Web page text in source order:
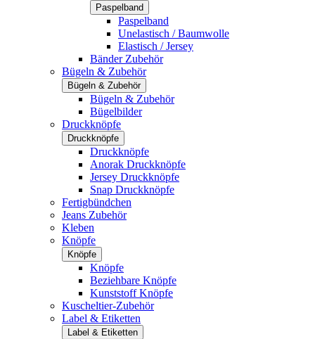
Paspelband
Paspelband
Unelastisch / Baumwolle
Elastisch / Jersey
Bänder Zubehör
Bügeln & Zubehör
Bügeln & Zubehör
Bügeln & Zubehör
Bügelbilder
Druckknöpfe
Druckknöpfe
Druckknöpfe
Anorak Druckknöpfe
Jersey Druckknöpfe
Snap Druckknöpfe
Fertigbündchen
Jeans Zubehör
Kleben
Knöpfe
Knöpfe
Knöpfe
Beziehbare Knöpfe
Kunststoff Knöpfe
Kuscheltier-Zubehör
Label & Etiketten
Label & Etiketten